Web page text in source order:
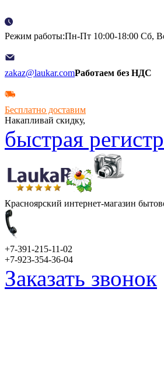
Режим работы:Пн-Пт 10:00-18:00 Сб,
zakaz@laukar.comРаботаем без НДС
Бесплатно доставим
Накапливай скидку,
быстрая
Красноярский интернет-магазин
+7-391-215-11-02
+7-923-354-36-04
Заказать звонок